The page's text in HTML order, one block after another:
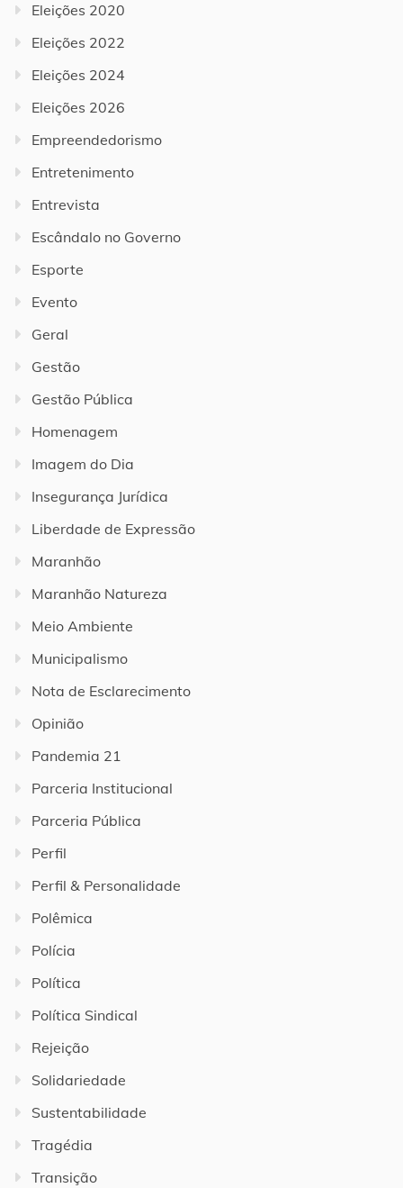
Eleições 2020
Eleições 2022
Eleições 2024
Eleições 2026
Empreendedorismo
Entretenimento
Entrevista
Escândalo no Governo
Esporte
Evento
Geral
Gestão
Gestão Pública
Homenagem
Imagem do Dia
Insegurança Jurídica
Liberdade de Expressão
Maranhão
Maranhão Natureza
Meio Ambiente
Municipalismo
Nota de Esclarecimento
Opinião
Pandemia 21
Parceria Institucional
Parceria Pública
Perfil
Perfil & Personalidade
Polêmica
Polícia
Política
Política Sindical
Rejeição
Solidariedade
Sustentabilidade
Tragédia
Transição